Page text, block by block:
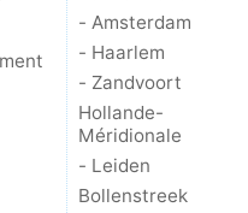
- Amsterdam
- Haarlem
- Zandvoort
Hollande-
Méridionale
- Leiden
Bollenstreek